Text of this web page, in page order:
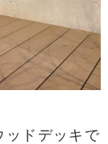
ッドデッキで